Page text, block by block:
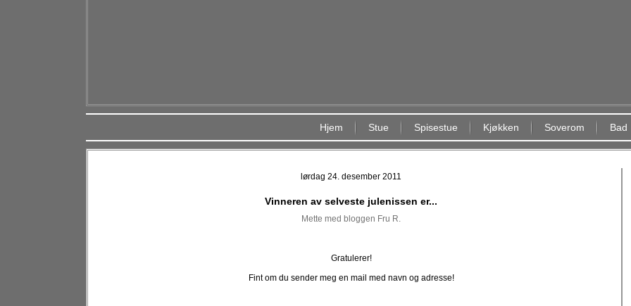
Hjem Stue Spisestue Kjøkken Soverom Bad
lørdag 24. desember 2011
Vinneren av selveste julenissen er...
Mette med bloggen Fru R.
Gratulerer!
Fint om du sender meg en mail med navn og adresse!